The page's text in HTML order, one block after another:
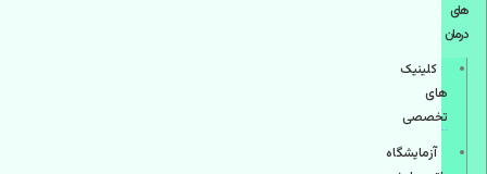
های
درمان
کلینیک
های
تخصصی
آزمایشگاه